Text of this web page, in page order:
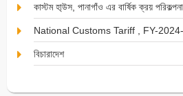
কাস্টম হা্উস, পানাগাঁও এর বার্ষিক ক্রয়
National Customs Tariff , FY-
বিচারাদেশ